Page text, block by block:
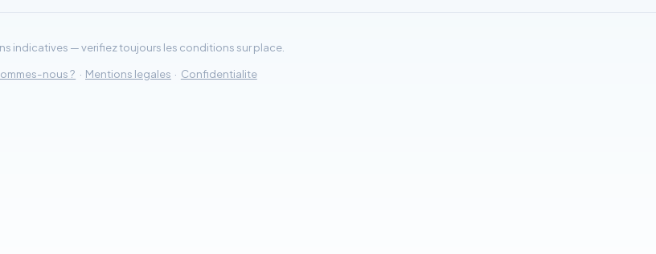
indicatives — verifiez toujours les conditions sur place.
nous ? · Mentions legales · Confidentialite